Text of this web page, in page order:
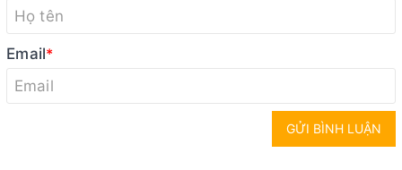
Email*
GỬI BÌNH LUẬN